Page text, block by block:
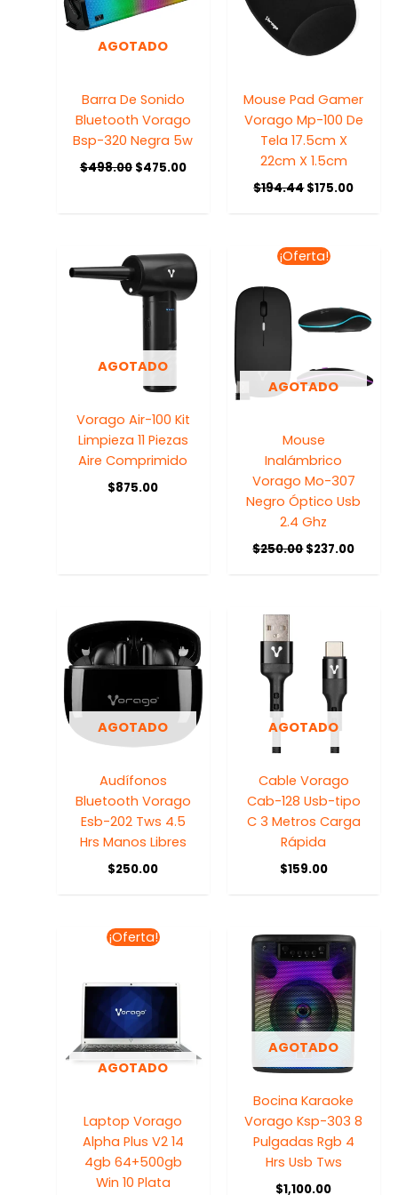
AGOTADO
Barra De Sonido
Bluetooth Vorago
Bsp-320 Negra 5w
$498.00 $475.00
Mouse Pad Gamer
Vorago Mp-100 De
Tela 17.5cm X
22cm X 1.5cm
$194.44$175.00
AGOTADO
Vorago Air-100 Kit
Limpieza 11 Piezas
Aire Comprimido
$875.00
¡Oferta!
AGOTADO
Mouse
Inalámbrico
Vorago Mo-307
Negro Óptico Usb
2.4 Ghz
$250.00
El
precio
$250.00.
$237.00
AGOTADO
Audífonos
Bluetooth Vorago
Esb-202 Tws 4.5
Hrs Manos Libres
$250.00
AGOTADO
Cable Vorago
Cab-128 Usb-tipo
C 3 Metros Carga
Rápida
$159.00
¡Oferta!
AGOTADO
Laptop Vorago
Alpha Plus V2 14
4gb 64+500gb
Win 10 Plata
El
precio
era:
$6,299.00.
es:
$5,999.00.
AGOTADO
Bocina Karaoke
Vorago Ksp-303 8
Pulgadas Rgb 4
Hrs Usb Tws
$1,100.00